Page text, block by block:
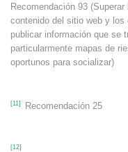
Recomendación 93
contenido del sitio web y
publicar información que se
particularmente mapas de
oportunos para socializar)
[11] Recomendación 25
[12]